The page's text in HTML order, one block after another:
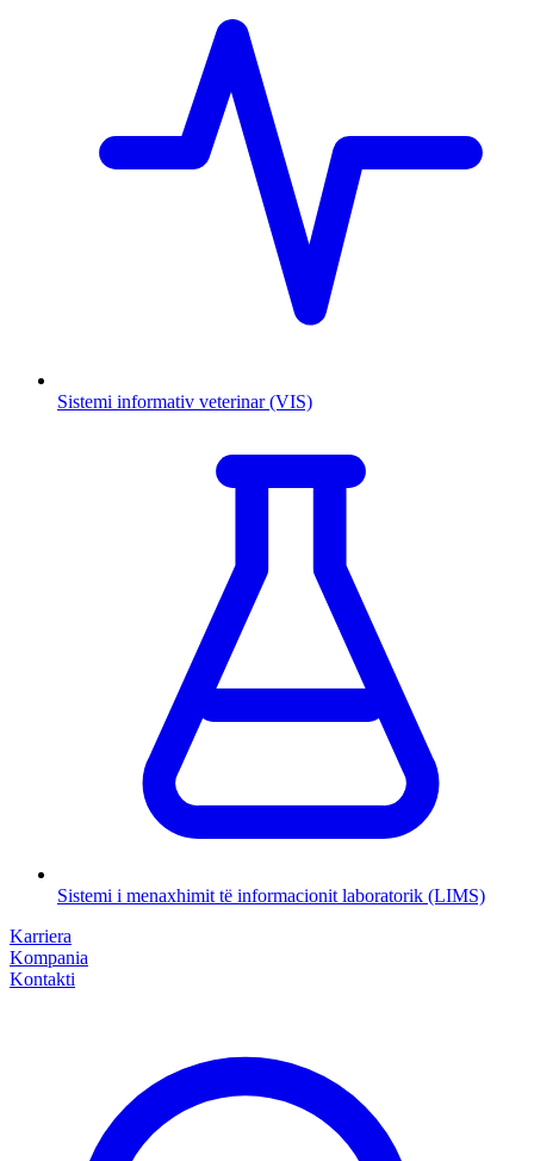
Sistemi informativ veterinar (VIS)
Sistemi i menaxhimit të informacionit laboratorik (LIMS)
Karriera
Kompania
Kontakti